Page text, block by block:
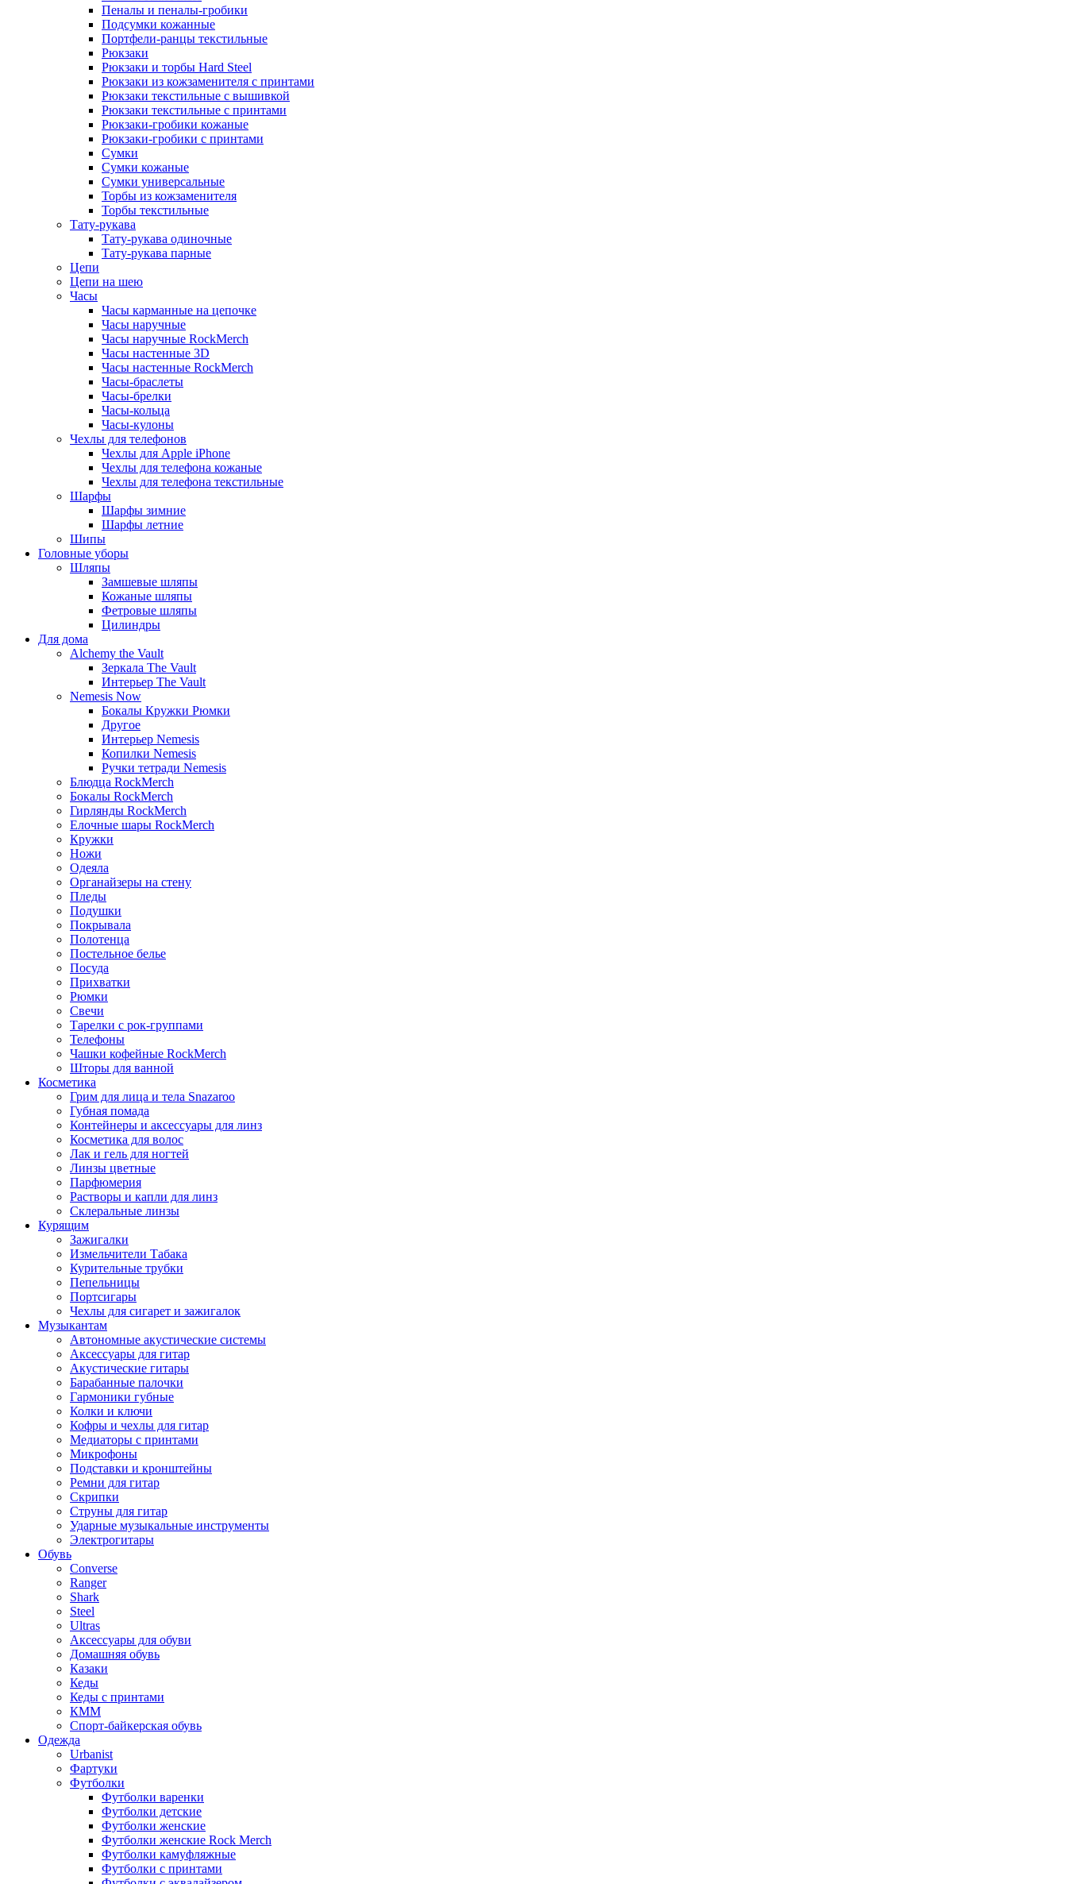
Пеналы и пеналы-гробики
Подсумки кожанные
Портфели-ранцы текстильные
Рюкзаки
Рюкзаки и торбы Hard Steel
Рюкзаки из кожзаменителя с принтами
Рюкзаки текстильные с вышивкой
Рюкзаки текстильные с принтами
Рюкзаки-гробики кожаные
Рюкзаки-гробики с принтами
Сумки
Сумки кожаные
Сумки универсальные
Торбы из кожзаменителя
Торбы текстильные
Тату-рукава
Тату-рукава одиночные
Тату-рукава парные
Цепи
Цепи на шею
Часы
Часы карманные на цепочке
Часы наручные
Часы наручные RockMerch
Часы настенные 3D
Часы настенные RockMerch
Часы-браслеты
Часы-брелки
Часы-кольца
Часы-кулоны
Чехлы для телефонов
Чехлы для Apple iPhone
Чехлы для телефона кожаные
Чехлы для телефона текстильные
Шарфы
Шарфы зимние
Шарфы летние
Шипы
Головные уборы
Шляпы
Замшевые шляпы
Кожаные шляпы
Фетровые шляпы
Цилиндры
Для дома
Alchemy the Vault
Зеркала The Vault
Интерьер The Vault
Nemesis Now
Бокалы Кружки Рюмки
Другое
Интерьер Nemesis
Копилки Nemesis
Ручки тетради Nemesis
Блюдца RockMerch
Бокалы RockMerch
Гирлянды RockMerch
Елочные шары RockMerch
Кружки
Ножи
Одеяла
Органайзеры на стену
Пледы
Подушки
Покрывала
Полотенца
Постельное белье
Посуда
Прихватки
Рюмки
Свечи
Тарелки с рок-группами
Телефоны
Чашки кофейные RockMerch
Шторы для ванной
Косметика
Грим для лица и тела Snazaroo
Губная помада
Контейнеры и аксессуары для линз
Косметика для волос
Лак и гель для ногтей
Линзы цветные
Парфюмерия
Растворы и капли для линз
Склеральные линзы
Курящим
Зажигалки
Измельчители Табака
Курительные трубки
Пепельницы
Портсигары
Чехлы для сигарет и зажигалок
Музыкантам
Автономные акустические системы
Аксессуары для гитар
Акустические гитары
Барабанные палочки
Гармоники губные
Колки и ключи
Кофры и чехлы для гитар
Медиаторы с принтами
Микрофоны
Подставки и кронштейны
Ремни для гитар
Скрипки
Струны для гитар
Ударные музыкальные инструменты
Электрогитары
Обувь
Converse
Ranger
Shark
Steel
Ultras
Аксессуары для обуви
Домашняя обувь
Казаки
Кеды
Кеды с принтами
КММ
Спорт-байкерская обувь
Одежда
Urbanist
Фартуки
Футболки
Футболки варенки
Футболки детские
Футболки женские
Футболки женские Rock Merch
Футболки камуфляжные
Футболки с принтами